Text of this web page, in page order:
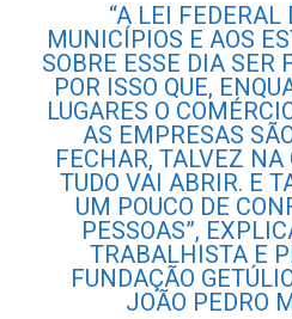
“A LEI FEDERAL
MUNICÍPIOS E AOS
SOBRE ESSE DIA SER
POR ISSO QUE,
LUGARES O
AS EMPRESAS
FECHAR, TALVEZ
TUDO VAI ABRIR. E
UM POUCO DE
PESSOAS”,
TRABALHISTA E
FUNDAÇÃO
JOÃO PEDRO